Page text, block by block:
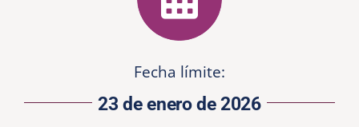
Fecha límite:
23 de enero de 2026